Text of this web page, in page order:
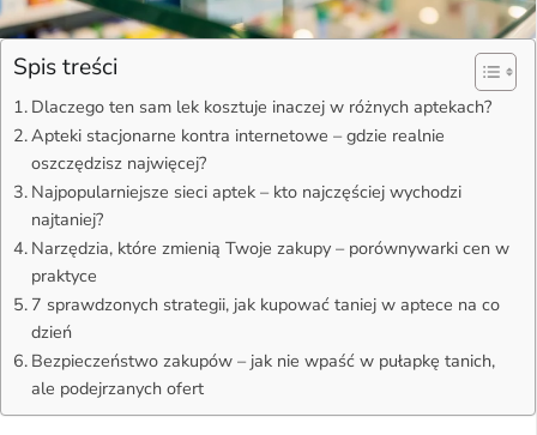
Spis treści
Dlaczego ten sam lek kosztuje inaczej w różnych aptekach?
Apteki stacjonarne kontra internetowe – gdzie realnie
oszczędzisz najwięcej?
Najpopularniejsze sieci aptek – kto najczęściej wychodzi
najtaniej?
Narzędzia, które zmienią Twoje zakupy – porównywarki cen w
praktyce
7 sprawdzonych strategii, jak kupować taniej w aptece na co
dzień
Bezpieczeństwo zakupów – jak nie wpaść w pułapkę tanich,
ale podejrzanych ofert